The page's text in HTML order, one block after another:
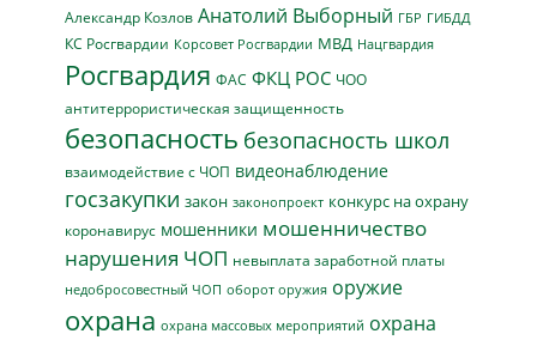
Александр Козлов Анатолий Выборный ГБР ГИБДД
КС Росгвардии Корсовет Росгвардии МВД Нацгвардия
Росгвардия ФАС ФКЦ РОС ЧОО
антитеррористическая защищенность
безопасность безопасность школ
взаимодействие с ЧОП видеонаблюдение
госзакупки закон законопроект конкурс на охрану
коронавирус мошенники мошенничество
нарушения ЧОП невыплата заработной платы
недобросовестный ЧОП оборот оружия оружие
охрана охрана массовых мероприятий охрана